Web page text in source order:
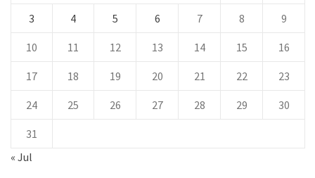
3 4 5 6 7 8 9
10 11 12 13 14 15 16
17 18 19 20 21 22 23
24 25 26 27 28 29 30
31
« Jul